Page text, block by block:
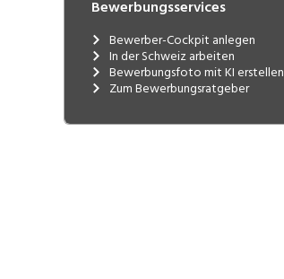
Bewerbungsservices
Bewerber-Cockpit anlegen
In der Schweiz arbeiten
Bewerbungsfoto mit KI erstellen
Zum Bewerbungsratgeber